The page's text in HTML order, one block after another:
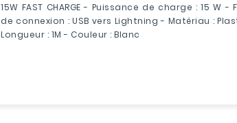
15W FAST CHARGE - Puissance de charge : 15 W -
de connexion : USB vers Lightning - Matériau :
Longueur : 1M - Couleur : Blanc